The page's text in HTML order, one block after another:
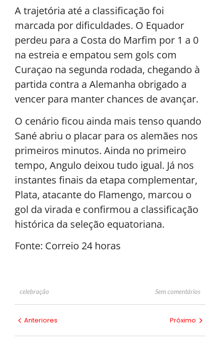
A trajetória até a classificação foi
marcada por dificuldades. O Equador
perdeu para a Costa do Marfim por 1 a 0
na estreia e empatou sem gols com
Curaçao na segunda rodada, chegando à
partida contra a Alemanha obrigado a
vencer para manter chances de avançar.
O cenário ficou ainda mais tenso quando
Sané abriu o placar para os alemães nos
primeiros minutos. Ainda no primeiro
tempo, Angulo deixou tudo igual. Já nos
instantes finais da etapa complementar,
Plata, atacante do Flamengo, marcou o
gol da virada e confirmou a classificação
histórica da seleção equatoriana.
Fonte: Correio 24 horas
celebração Sem comentários
Anteriores Próximo